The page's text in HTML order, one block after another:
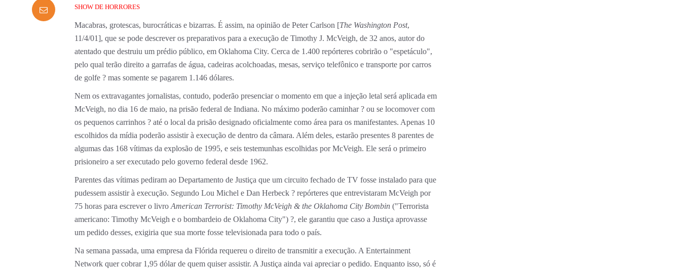
SHOW DE HORRORES
Macabras, grotescas, burocráticas e bizarras. É assim, na opinião de Peter Carlson [The Washington Post,
11/4/01], que se pode descrever os preparativos para a execução de Timothy J. McVeigh, de 32 anos, autor do
atentado que destruiu um prédio público, em Oklahoma City. Cerca de 1.400 repórteres cobrirão o "espetáculo",
pelo qual terão direito a garrafas de água, cadeiras acolchoadas, mesas, serviço telefônico e transporte por carros
de golfe ? mas somente se pagarem 1.146 dólares.
Nem os extravagantes jornalistas, contudo, poderão presenciar o momento em que a injeção letal será aplicada em
McVeigh, no dia 16 de maio, na prisão federal de Indiana. No máximo poderão caminhar ? ou se locomover com
os pequenos carrinhos ? até o local da prisão designado oficialmente como área para os manifestantes. Apenas 10
escolhidos da mídia poderão assistir à execução de dentro da câmara. Além deles, estarão presentes 8 parentes de
algumas das 168 vítimas da explosão de 1995, e seis testemunhas escolhidas por McVeigh. Ele será o primeiro
prisioneiro a ser executado pelo governo federal desde 1962.
Parentes das vítimas pediram ao Departamento de Justiça que um circuito fechado de TV fosse instalado para que
pudessem assistir à execução. Segundo Lou Michel e Dan Herbeck ? repórteres que entrevistaram McVeigh por
75 horas para escrever o livro American Terrorist: Timothy McVeigh & the Oklahoma City Bombin ("Terrorista
americano: Timothy McVeigh e o bombardeio de Oklahoma City") ?, ele garantiu que caso a Justiça aprovasse
um pedido desses, exigiria que sua morte fosse televisionada para todo o país.
Na semana passada, uma empresa da Flórida requereu o direito de transmitir a execução. A Entertainment
Network quer cobrar 1,95 dólar de quem quiser assistir. A Justiça ainda vai apreciar o pedido. Enquanto isso, só é